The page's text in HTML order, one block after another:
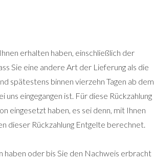
erhalten haben, einschließlich der
Sie eine andere Art der Lieferung als die
spätestens binnen vierzehn Tagen ab dem
eingegangen ist. Für diese Rückzahlung
eingesetzt haben, es sei denn, mit Ihnen
dieser Rückzahlung Entgelte berechnet.
haben oder bis Sie den Nachweis erbracht